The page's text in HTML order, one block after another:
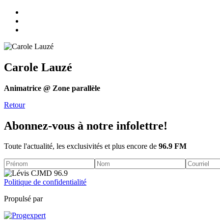
Carole Lauzé
Animatrice @ Zone parallèle
Retour
Abonnez-vous à notre infolettre!
Toute l'actualité, les exclusivités et plus encore de 96.9 FM
Politique de confidentialité
Propulsé par